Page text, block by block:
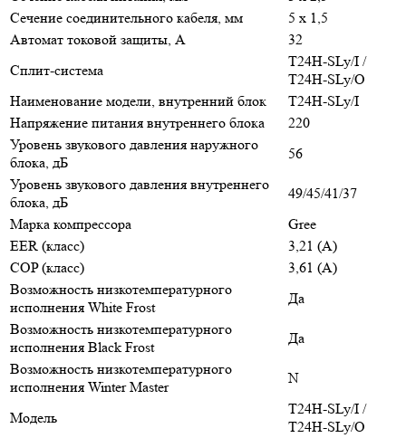
Сечение соединительного кабеля, мм
5 х 1,5
Автомат токовой защиты, A
32
Сплит-система
T24H-SLy/I /
T24H-SLy/O
Наименование модели, внутренний блок
T24H-SLy/I
Напряжение питания внутреннего блока
220
Уровень звукового давления наружного
блока, дБ
56
Уровень звукового давления внутреннего
блока, дБ
49/45/41/37
Марка компрессора
Gree
EER (класс)
3,21 (A)
COP (класс)
3,61 (A)
Возможность низкотемпературного
исполнения White Frost
Да
Возможность низкотемпературного
исполнения Black Frost
Да
Возможность низкотемпературного
исполнения Winter Master
N
Модель
T24H-SLy/I /
T24H-SLy/O